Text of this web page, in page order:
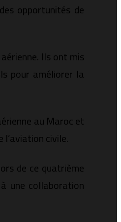
opportunités de
Ils ont mis
pour améliorer la
au Maroc et
civile.
de ce quatrième
une collaboration